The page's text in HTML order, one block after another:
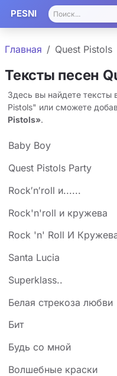
PESNI
Главная Quest Pistols
Тексты песен
Здесь вы найдете тексты
Pistols" или сможете
Pistols».
Baby Boy
Quest Pistols Party
Rock′n′roll и......
Rock'n'roll и кружева
Rock 'n' Roll И
Santa Lucia
Superklass..
Белая стрекоза любви
Бит
Будь со мной
Волшебные краски